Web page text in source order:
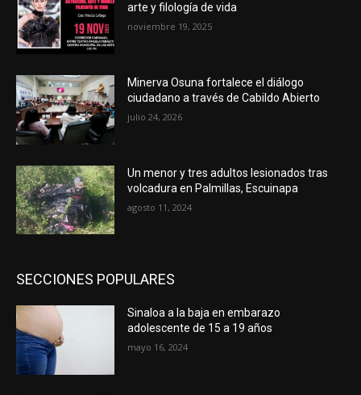
arte y filología de vida
noviembre 19, 2025
Minerva Osuna fortalece el diálogo
ciudadano a través de Cabildo Abierto
julio 24, 2026
Un menor y tres adultos lesionados tras
volcadura en Palmillas, Escuinapa
agosto 11, 2024
SECCIONES POPULARES
Sinaloa a la baja en embarazo
adolescente de 15 a 19 años
mayo 16, 2024